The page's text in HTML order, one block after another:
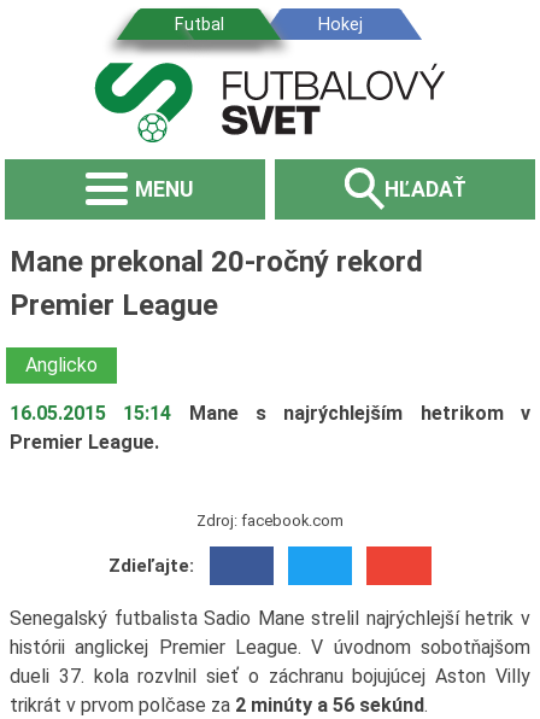
MENU HĽADAŤ
Mane prekonal 20-ročný rekord
Premier League
Anglicko
16.05.2015 15:14
Mane s najrýchlejším hetrikom v
Premier League.
Zdroj: facebook.com
Zdieľajte:
Senegalský futbalista Sadio Mane strelil najrýchlejší hetrik v
histórii anglickej Premier League. V úvodnom sobotňajšom
dueli 37. kola rozvlnil sieť o záchranu bojujúcej Aston Villy
trikrát v prvom polčase za 2 minúty a 56 sekúnd.